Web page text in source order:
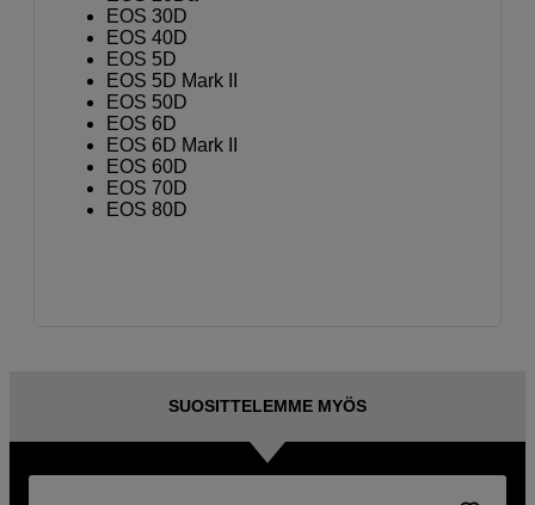
EOS 30D
EOS 40D
EOS 5D
EOS 5D Mark II
EOS 50D
EOS 6D
EOS 6D Mark II
EOS 60D
EOS 70D
EOS 80D
SUOSITTELEMME MYÖS